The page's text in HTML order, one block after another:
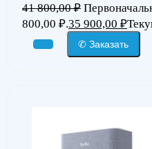
41 800,00₽
800,00 ₽.35 900,00 ₽
✆ Заказать